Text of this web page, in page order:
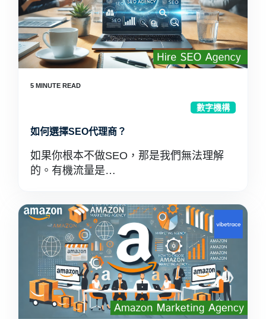
數字機構
如何選擇SEO代理商？
如果你根本不做SEO，那是我們無法理解
的。有機流量是…